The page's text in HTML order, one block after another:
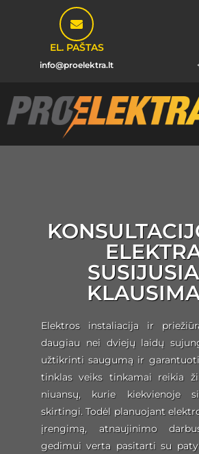
EL. PAŠTAS
info@proelektra.lt
Elektros instaliacija ir
daugiau nei dviejų laidų
užtikrinti saugumą ir
tinklas veiks tinkamai reikia
niuansų, kurie kiekvienoje
skirtingi. Todėl planuojant
įrengimą, atnaujinimo
gedimui verta pasitarti su